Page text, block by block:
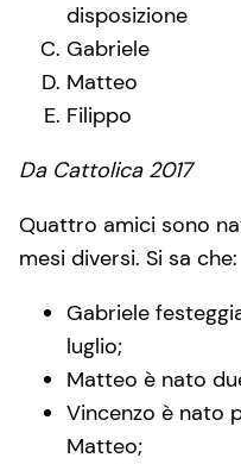
disposizione
Gabriele
Matteo
Filippo
Da Cattolica 2017
Quattro amici sono
mesi diversi. Si sa che:
Gabriele
luglio;
Matteo è nato
Vincenzo è nato
Matteo;